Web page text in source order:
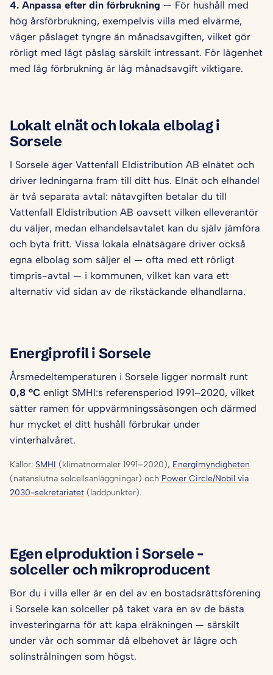
4. Anpassa efter din förbrukning — För hushåll med
hög årsförbrukning, exempelvis villa med elvärme,
väger påslaget tyngre än månadsavgiften, vilket gör
rörligt med lågt påslag särskilt intressant. För lägenhet
med låg förbrukning är låg månadsavgift viktigare.
Lokalt elnät och lokala elbolag i
Sorsele
I Sorsele äger Vattenfall Eldistribution AB elnätet och
driver ledningarna fram till ditt hus. Elnät och elhandel
är två separata avtal: nätavgiften betalar du till
Vattenfall Eldistribution AB oavsett vilken elleverantör
du väljer, medan elhandelsavtalet kan du själv jämföra
och byta fritt. Vissa lokala elnätsägare driver också
egna elbolag som säljer el — ofta med ett rörligt
timpris-avtal — i kommunen, vilket kan vara ett
alternativ vid sidan av de rikstäckande elhandlarna.
Energiprofil i Sorsele
Årsmedeltemperaturen i Sorsele ligger normalt runt
0,8 °C enligt SMHI:s referensperiod 1991–2020, vilket
sätter ramen för uppvärmningssäsongen och därmed
hur mycket el ditt hushåll förbrukar under
vinterhalvåret.
Källor: SMHI (klimatnormaler 1991–2020), Energimyndigheten
(nätanslutna solcellsanläggningar) och Power Circle/Nobil via
2030-sekretariatet (laddpunkter).
Egen elproduktion i Sorsele –
solceller och mikroproducent
Bor du i villa eller är en del av en bostadsrättsförening
i Sorsele kan solceller på taket vara en av de bästa
investeringarna för att kapa elräkningen — särskilt
under vår och sommar då elbehovet är lägre och
solinstrålningen som högst.